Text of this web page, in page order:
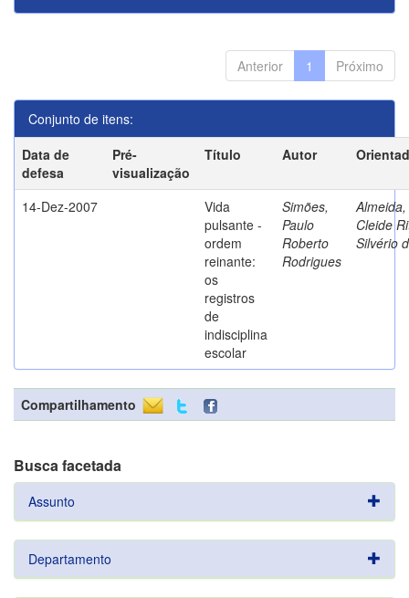
Anterior 1 Próximo
Conjunto de itens:
Data de
defesa
Pré-
visualização
Título Autor
14-Dez-2007
Vida
pulsante -
ordem
reinante:
os
registros
de
indisciplina
escolar
Simões,
Paulo
Roberto
Rodrigues
Almeida,
Cleide
Silvério
Compartilhamento
Busca facetada
Assunto
Departamento